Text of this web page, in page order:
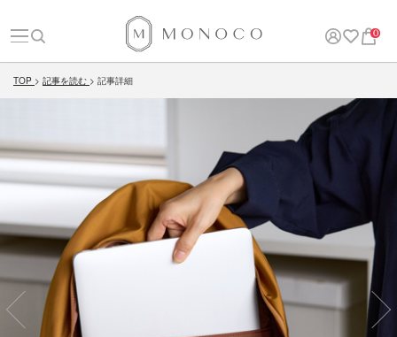
0
TOP 記事を読む 記事詳細